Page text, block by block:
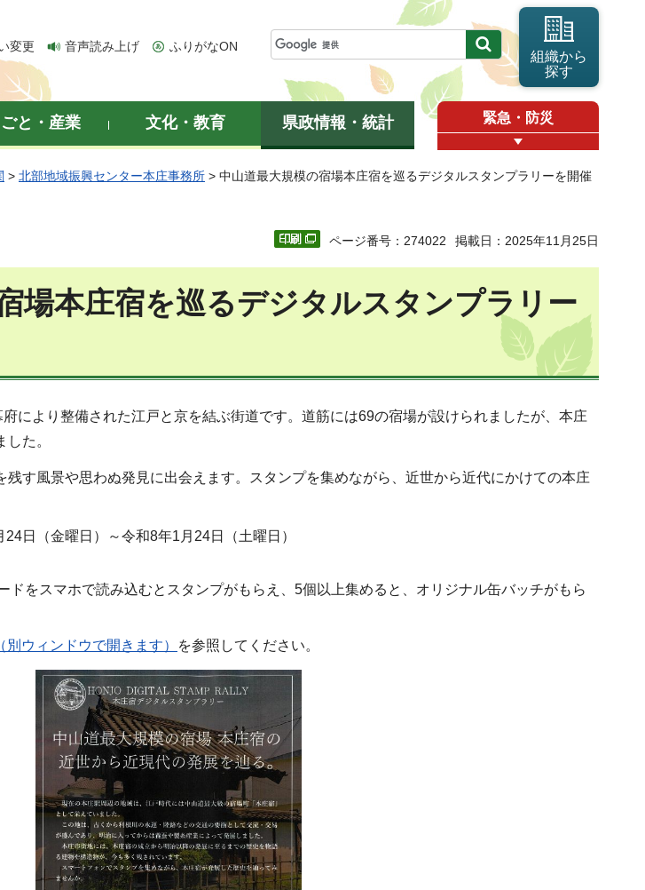
変更 音声読み上げ ふりがなON
組織から
探す
ごと・産業 文化・教育 県政情報・統計 緊急・防災
> 北部地域振興センター本庄事務所 > 中山道最大規模の宿場本庄宿を巡るデジタルスタンプラリーを開催
ページ番号：274022 掲載日：2025年11月25日
場本庄宿を巡るデジタルスタンプラリー
により整備された江戸と京を結ぶ街道です。道筋には69の宿場が設けられましたが、本庄
た。
す風景や思わぬ発見に出会えます。スタンプを集めながら、近世から近代にかけての本庄
日（金曜日）～令和8年1月24日（土曜日）
をスマホで読み込むとスタンプがもらえ、5個以上集めると、オリジナル缶バッチがもら
ウィンドウで開きます） を参照してください。